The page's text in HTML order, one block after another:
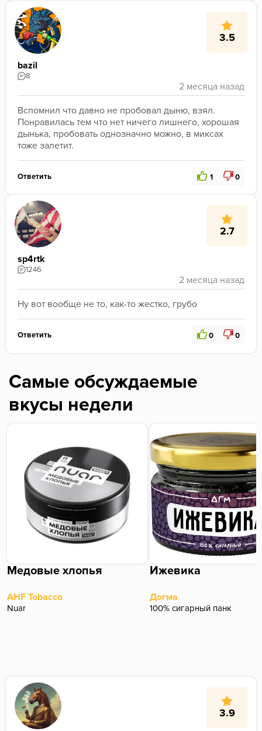
3.5
bazil
8
Вспомнил что давно не пробовал дыню, взял.
Понравилась тем что нет ничего лишнего, хорошая
дынька, пробовать однозначно можно, в миксах
тоже залетит.
Ответить 1 0
2.7
sp4rtk
1246
Ну вот вообще не то, как-то жестко, грубо
Ответить 0 0
Самые обсуждаемые
вкусы недели
Медовые хлопья
AHF Tobacco
Nuar
Ижевика
Догма
100% сигарный панк
3.9